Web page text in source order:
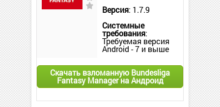
Версия: 1.7.9
Системные
требования:
Требуемая версия
Android - 7 и выше
Скачать взломанную Bundesliga
Fantasy Manager на Андроид